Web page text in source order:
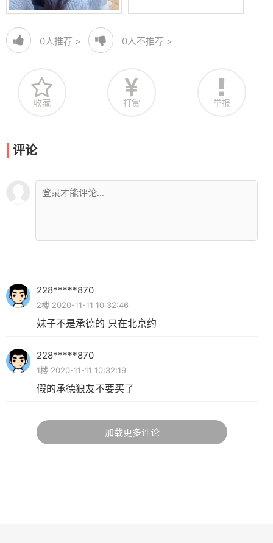
0人推荐 > 0人不推荐 >
收藏 打赏 举报
评论
228*****870
2楼 2020-11-11 10:32:46
妹子不是承德的 只在北京约
228*****870
1楼 2020-11-11 10:32:19
假的承德狼友不要买了
加载更多评论